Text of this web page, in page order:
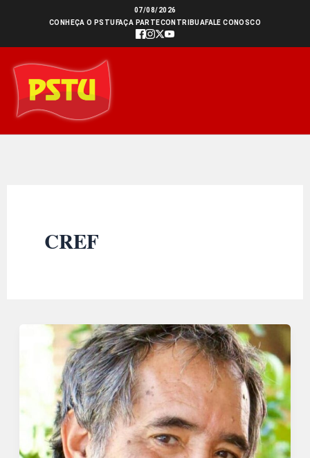
conteúdo
07/08/2026
CONHEÇA O PSTU FAÇA PARTECONTRIBUAFALE CONOSCO
CREF